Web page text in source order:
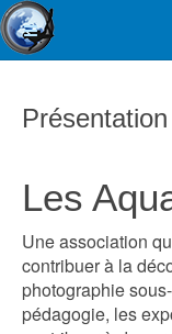
Présentation
Les
Une association
contribuer à la
photographie
pédagogie, les